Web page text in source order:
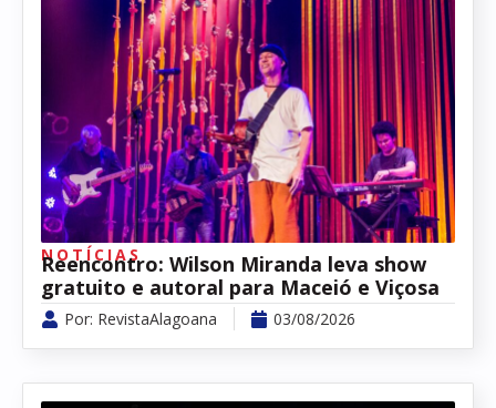
NOTÍCIAS
Reencontro: Wilson Miranda leva show
gratuito e autoral para Maceió e Viçosa
Por: RevistaAlagoana 03/08/2026